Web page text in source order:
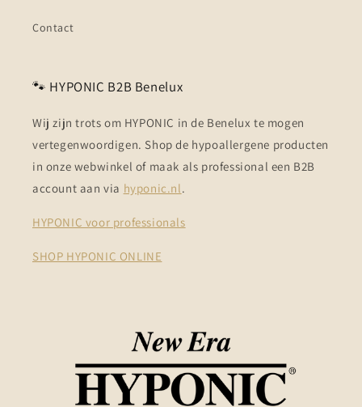
Contact
🐾 HYPONIC B2B Benelux
Wij zijn trots om HYPONIC in de Benelux te mogen
vertegenwoordigen. Shop de hypoallergene producten
in onze webwinkel of maak als professional een B2B
account aan via hyponic.nl.
HYPONIC voor professionals
SHOP HYPONIC ONLINE